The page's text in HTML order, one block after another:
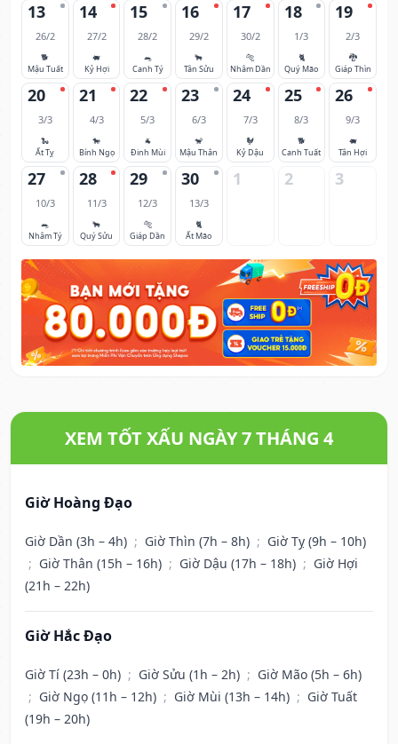
13
26/2
🐕
Mậu Tuất
14
27/2
🐖
Kỷ Hợi
15
28/2
🐀
Canh Tý
16
29/2
🐂
Tân Sửu
17
30/2
🐅
Nhâm Dần
18
1/3
🐈
Quý Mão
19
2/3
🐉
Giáp Thìn
20
3/3
🐍
Ất Tỵ
21
4/3
🐎
Bính Ngọ
22
5/3
🐐
Đinh Mùi
23
6/3
🐒
Mậu Thân
24
7/3
🐓
Kỷ Dậu
25
8/3
🐕
Canh Tuất
26
9/3
🐖
Tân Hợi
27
10/3
🐀
Nhâm Tý
28
11/3
🐂
Quý Sửu
29
12/3
🐅
Giáp Dần
30
13/3
🐈
Ất Mão
1 2 3
XEM TỐT XẤU NGÀY 7 THÁNG 4
Giờ Hoàng Đạo
Giờ Dần (3h – 4h) ; Giờ Thìn (7h – 8h) ; Giờ Tỵ (9h – 10h)
; Giờ Thân (15h – 16h) ; Giờ Dậu (17h – 18h) ; Giờ Hợi
(21h – 22h)
Giờ Hắc Đạo
Giờ Tí (23h – 0h) ; Giờ Sửu (1h – 2h) ; Giờ Mão (5h – 6h)
; Giờ Ngọ (11h – 12h) ; Giờ Mùi (13h – 14h) ; Giờ Tuất
(19h – 20h)